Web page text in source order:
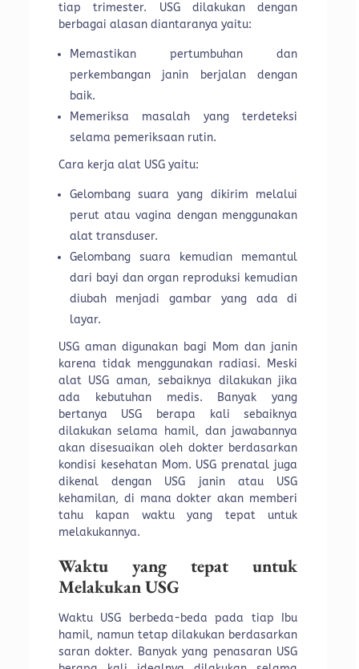
tiap trimester. USG dilakukan dengan
berbagai alasan diantaranya yaitu:
Memastikan pertumbuhan dan
perkembangan janin berjalan dengan
baik.
Memeriksa masalah yang terdeteksi
selama pemeriksaan rutin.
Cara kerja alat USG yaitu:
Gelombang suara yang dikirim melalui
perut atau vagina dengan menggunakan
alat transduser.
Gelombang suara kemudian memantul
dari bayi dan organ reproduksi kemudian
diubah menjadi gambar yang ada di
layar.
USG aman digunakan bagi Mom dan janin
karena tidak menggunakan radiasi. Meski
alat USG aman, sebaiknya dilakukan jika
ada kebutuhan medis. Banyak yang
bertanya USG berapa kali sebaiknya
dilakukan selama hamil, dan jawabannya
akan disesuaikan oleh dokter berdasarkan
kondisi kesehatan Mom. USG prenatal juga
dikenal dengan USG janin atau USG
kehamilan, di mana dokter akan memberi
tahu kapan waktu yang tepat untuk
melakukannya.
Waktu yang tepat untuk
Melakukan USG
Waktu USG berbeda-beda pada tiap Ibu
hamil, namun tetap dilakukan berdasarkan
saran dokter. Banyak yang penasaran USG